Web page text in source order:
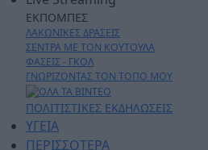
ΕΚΠΟΜΠΕΣ
ΛΑΚΩΝΙΚΕΣ ΔΡΑΣΕΙΣ
ΣΕΝΤΡΑ ΜΕ ΤΟΝ ΚΟΥΤΟΥΛΑ
ΦΑΣΕΙΣ - ΓΚΟΛ
ΓΝΩΡΙΖΟΝΤΑΣ ΤΟΝ ΤΟΠΟ ΜΟΥ
ΠΟΛΙΤΙΣΤΙΚΕΣ ΕΚΔΗΛΩΣΕΙΣ
ΥΓΕΙΑ
ΠΕΡΙΣΣΟΤΕΡΑ